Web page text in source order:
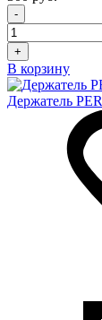
-
+
В корзину
Держатель